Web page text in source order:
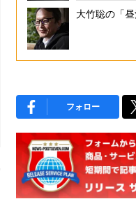
大竹聡の「昼
フォロー